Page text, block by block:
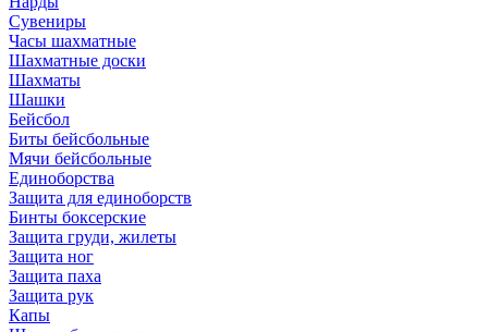
Сувениры
Часы шахматные
Шахматные доски
Шахматы
Шашки
Бейсбол
Биты бейсбольные
Мячи бейсбольные
Единоборства
Защита для единоборств
Бинты боксерские
Защита груди, жилеты
Защита ног
Защита паха
Защита рук
Капы